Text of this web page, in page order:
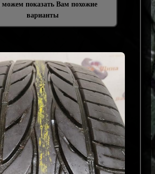
показать Вам похожие
варианты